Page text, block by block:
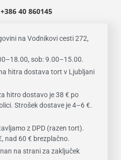
+386 40 860145
na Vodnikovi cesti 272,
sob: 9.00–15.00.
hitra dostava tort v Ljubljani
hitro dostavo je 38 € po
Strošek dostave je 4–6 €.
z DPD (razen tort).
nad 60 € brezplačno.
na strani za zaključek